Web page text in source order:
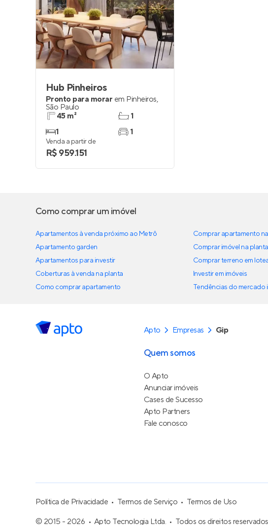
Hub Pinheiros
Pronto para morar em Pinheiros,
São Paulo
45 m²
1
1
1
Venda a partir de
R$ 959.151
Como comprar um imóvel
Apartamentos à venda próximo ao Metrô
Apartamento garden
Apartamentos para investir
Coberturas à venda na planta
Como comprar apartamento
Comprar apartamento
Comprar imóvel na planta
Comprar terreno em
Investir em imóveis
Tendências do mercado
Apto Empresas Gip
Quem somos
O Apto
Anunciar imóveis
Cases de Sucesso
Apto Partners
Fale conosco
Política de Privacidade Termos de Serviço
Termos de Uso
© 2015 - 2026
Apto Tecnologia Ltda. Todos os direitos reservados